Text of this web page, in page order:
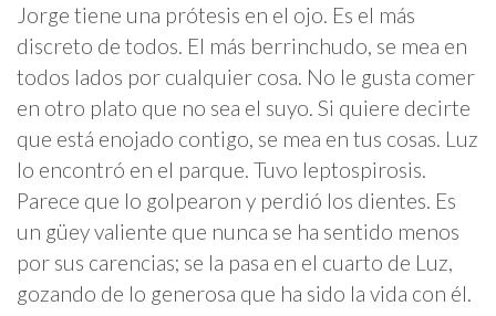
Jorge tiene una prótesis en el ojo. Es el más
discreto de todos. El más berrinchudo, se mea en
todos lados por cualquier cosa. No le gusta comer
en otro plato que no sea el suyo. Si quiere decirte
que está enojado contigo, se mea en tus cosas. Luz
lo encontró en el parque. Tuvo leptospirosis.
Parece que lo golpearon y perdió los dientes. Es
un güey valiente que nunca se ha sentido menos
por sus carencias; se la pasa en el cuarto de Luz,
gozando de lo generosa que ha sido la vida con él.